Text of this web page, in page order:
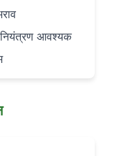
नियंत्रण आवश्यक